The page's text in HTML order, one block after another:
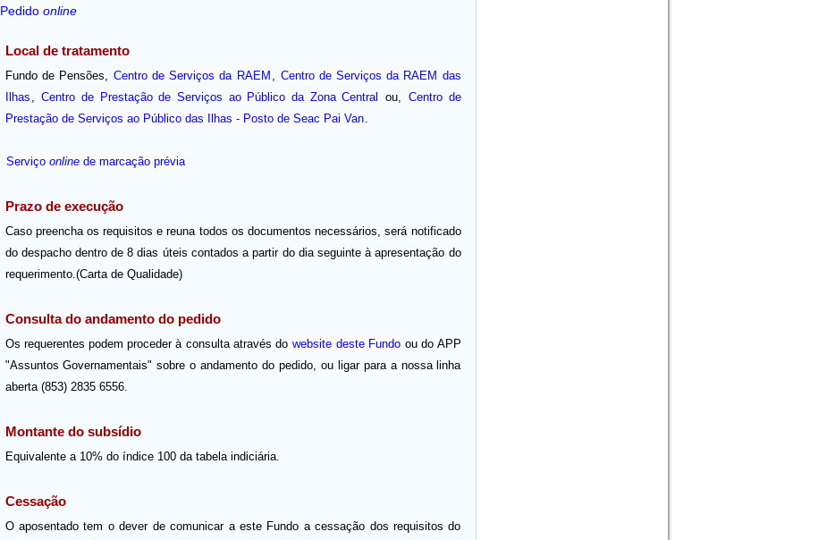
Pedido online
Local de tratamento
Fundo de Pensões, Centro de Serviços da RAEM , Centro de Serviços da RAEM das
Ilhas , Centro de Prestação de Serviços ao Público da Zona Central ou, Centro de
Prestação de Serviços ao Público das Ilhas - Posto de Seac Pai Van.
Serviço onlinede marcação prévia
Prazo de execução
Caso preencha os requisitos e reuna todos os documentos necessários, será notificado
do despacho dentro de 8 dias úteis contados a partir do dia seguinte à apresentação do
requerimento.(Carta de Qualidade)
Consulta do andamento do pedido
Os requerentes podem proceder à consulta através do website deste Fundo ou do APP
"Assuntos Governamentais" sobre o andamento do pedido, ou ligar para a nossa linha
aberta (853) 2835 6556.
Montante do subsídio
Equivalente a 10% do índice 100 da tabela indiciária.
Cessação
O aposentado tem o dever de comunicar a este Fundo a cessação dos requisitos do